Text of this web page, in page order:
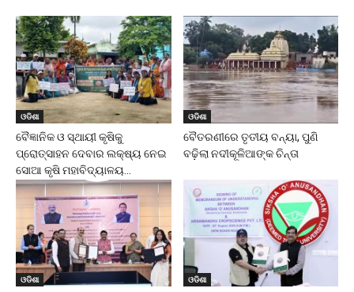
ଓଡିଶା
ବୈଜ୍ଞାନିକ ଓ ସ୍ଥାୟୀ କୃଷିକୁ
ପ୍ରୋତ୍ସାହନ ଦେବାର ଲକ୍ଷ୍ୟ ନେଇ
ସୋଆ କୃଷି ମହାବିଦ୍ୟାଳୟ...
ଓଡିଶା
ବୈତରଣୀରେ ତୃତୀୟ ବନ୍ୟା, ପୁଣି
ବଢ଼ିଲା ନଦୀକୂଳିଆଙ୍କ ଚିନ୍ତା
ଓଡିଶା ଓଡିଶା